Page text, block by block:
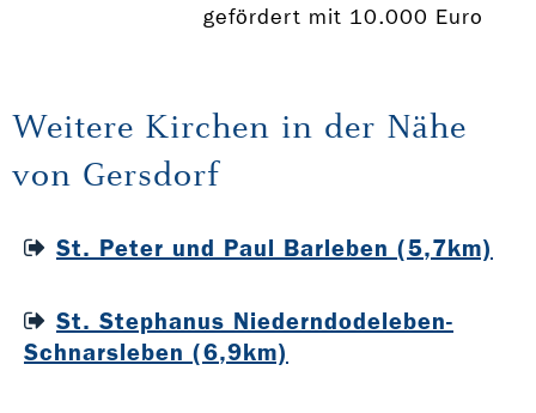
gefördert mit 10.000 Euro
Weitere Kirchen in der Nähe
von Gersdorf
St. Peter und Paul Barleben (5,7km)
St. Stephanus Niederndodeleben-
Schnarsleben (6,9km)